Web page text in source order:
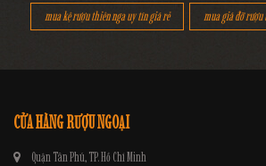
mua kệ rượu thiên nga uy tín giá rẻ mua giá đỡ
CỬA HÀNG RƯỢU NGOẠI
Quận Tân Phú, TP. Hồ Chí Minh